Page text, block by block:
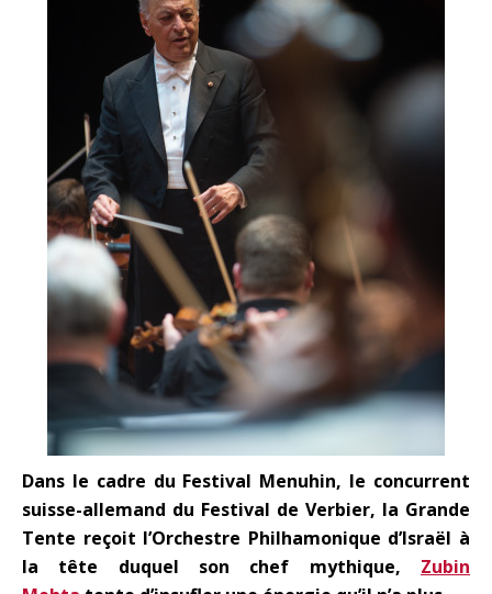
Dans le cadre du Festival Menuhin, le concurrent
suisse-allemand du Festival de Verbier, la Grande
Tente reçoit l’Orchestre Philhamonique d’Israël à
la tête duquel son chef mythique, Zubin